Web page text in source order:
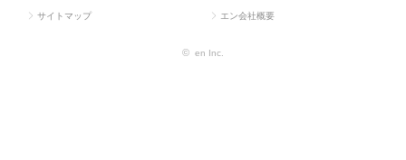
サイトマップ エン会社概要
© en Inc.